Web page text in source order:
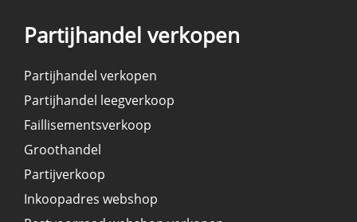
Partijhandel verkopen
Partijhandel verkopen
Partijhandel leegverkoop
Faillisementsverkoop
Groothandel
Partijverkoop
Inkoopadres webshop